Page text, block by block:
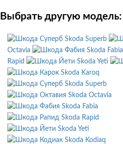
Выбрать другую модель:
Skoda Superb
Octavia
Skoda Fabia
Rapid
Skoda Yeti
Skoda Karoq
Skoda Superb
Skoda Octavia
Skoda Fabia
Skoda Rapid
Skoda Yeti
Skoda Kodiaq